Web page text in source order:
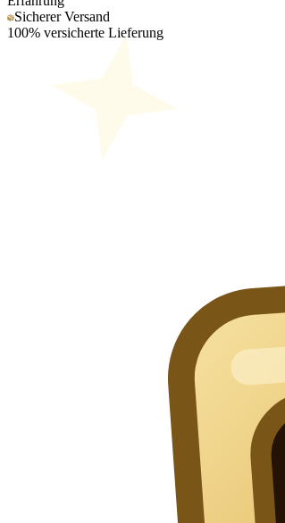
Sicherer Versand
100% versicherte Lieferung